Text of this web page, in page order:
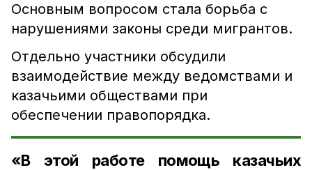
Основным вопросом стала борьба с
нарушениями законы среди мигрантов.
Отдельно участники обсудили
взаимодействие между ведомствами и
казачьими обществами при
обеспечении правопорядка.
«В этой работе помощь казачьих